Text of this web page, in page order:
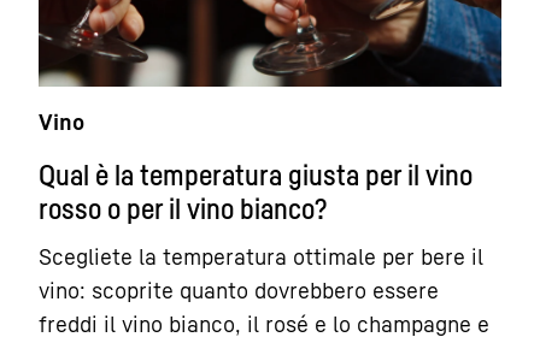
Vino
Qual è la temperatura giusta per il vino
rosso o per il vino bianco?
Scegliete la temperatura ottimale per bere il
vino: scoprite quanto dovrebbero essere
freddi il vino bianco, il rosé e lo champagne e